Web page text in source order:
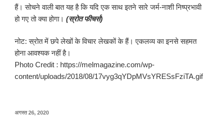
हैं। सोचने वाली बात यह है कि यदि एक साथ इतने सारे जर्म-नाशी निष्प्रभावी
हो गए तो क्या होगा। (स्रोत फीचर्स)
नोट: स्रोत में छपे लेखों के विचार लेखकों के हैं। एकलव्य का इनसे सहमत
होना आवश्यक नहीं है।
Photo Credit : https://melmagazine.com/wp-
content/uploads/2018/08/17vyg3qYDpMVsYRESsFziTA.gif
अगस्त 26, 2020पर